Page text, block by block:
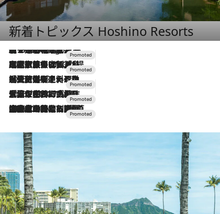
新着トピックス Hoshino Resorts
5 Hours Ago
【トンボの足水浴】ヒノキの香りに包まれて涼感マックス！約13℃の湧水かけ流しを避暑地「星野温泉 トンボの湯」で体験
2026.7.31
【ホテル帰省】という選択肢をOMOが提案。家族とほどよい距離を保つには「昼は実家、夜は気兼ねなくホテルで！」
2026.7.24
【夏限定ディナーコース】旬を迎える稚鮎や花ズッキーニなどをイタリア・トスカーナの郷土料理の手法で満喫！
2026.7.17
「土佐和ハーブかき氷」がOMO7高知に登場！生姜、山椒、大葉など目にも舌にも涼を呼ぶ郷土の味
2026.7.10
NEW OPEN！【界 草津】名湯の地に誕生。趣の異なる2種の温泉と上州ならではの会席・蕎麦割烹など美食を味わう究極の癒やし旅